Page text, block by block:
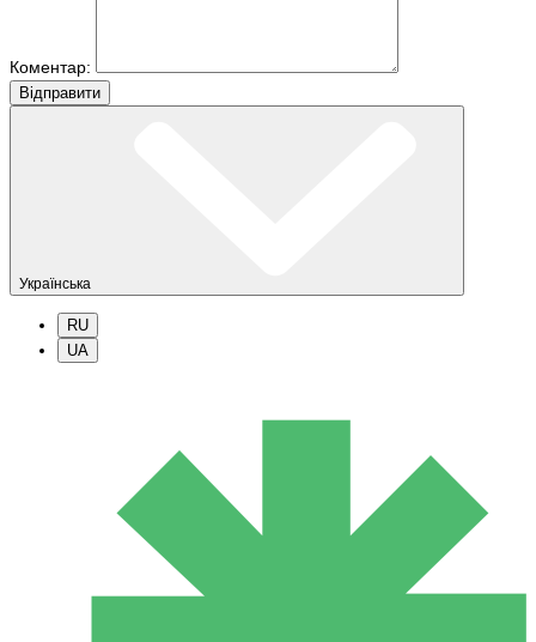
Коментар:
Вiдправити
Українська
RU
UA